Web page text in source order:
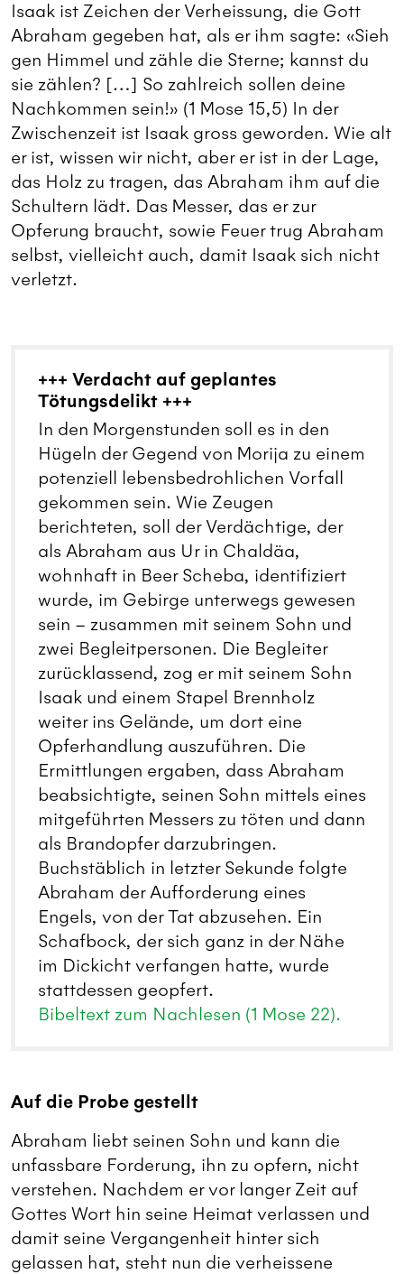
Isaak ist Zeichen der Verheissung, die Gott
Abraham gegeben hat, als er ihm sagte: «Sieh
gen Himmel und zähle die Sterne; kannst du
sie zählen? […] So zahlreich sollen deine
Nachkommen sein!» (1 Mose 15,5) In der
Zwischenzeit ist Isaak gross geworden. Wie alt
er ist, wissen wir nicht, aber er ist in der Lage,
das Holz zu tragen, das Abraham ihm auf die
Schultern lädt. Das Messer, das er zur
Opferung braucht, sowie Feuer trug Abraham
selbst, vielleicht auch, damit Isaak sich nicht
verletzt.
+++ Verdacht auf geplantes
Tötungsdelikt +++
In den Morgenstunden soll es in den
Hügeln der Gegend von Morija zu einem
potenziell lebensbedrohlichen Vorfall
gekommen sein. Wie Zeugen
berichteten, soll der Verdächtige, der
als Abraham aus Ur in Chaldäa,
wohnhaft in Beer Scheba, identifiziert
wurde, im Gebirge unterwegs gewesen
sein – zusammen mit seinem Sohn und
zwei Begleitpersonen. Die Begleiter
zurücklassend, zog er mit seinem Sohn
Isaak und einem Stapel Brennholz
weiter ins Gelände, um dort eine
Opferhandlung auszuführen. Die
Ermittlungen ergaben, dass Abraham
beabsichtigte, seinen Sohn mittels eines
mitgeführten Messers zu töten und dann
als Brandopfer darzubringen.
Buchstäblich in letzter Sekunde folgte
Abraham der Aufforderung eines
Engels, von der Tat abzusehen. Ein
Schafbock, der sich ganz in der Nähe
im Dickicht verfangen hatte, wurde
stattdessen geopfert.
Bibeltext zum Nachlesen (1 Mose 22).
Auf die Probe gestellt
Abraham liebt seinen Sohn und kann die
unfassbare Forderung, ihn zu opfern, nicht
verstehen. Nachdem er vor langer Zeit auf
Gottes Wort hin seine Heimat verlassen und
damit seine Vergangenheit hinter sich
gelassen hat, steht nun die verheissene